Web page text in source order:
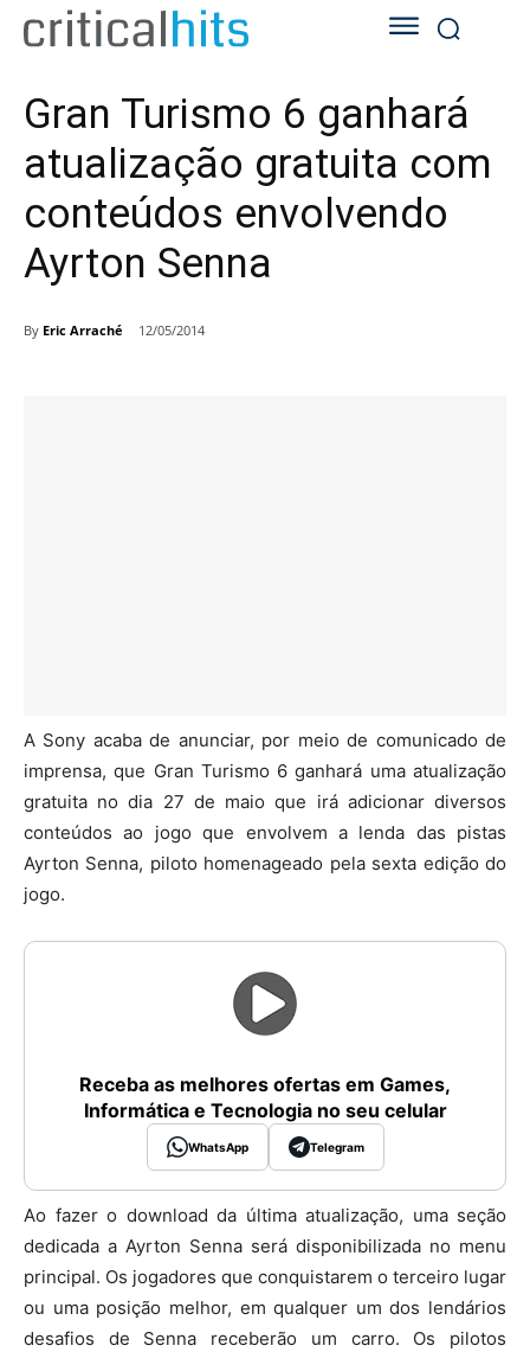
Gran Turismo 6 ganhará
atualização gratuita com
conteúdos envolvendo
Ayrton Senna
By Eric Arraché 12/05/2014
A Sony acaba de anunciar, por meio de comunicado de
imprensa, que Gran Turismo 6 ganhará uma atualização
gratuita no dia 27 de maio que irá adicionar diversos
conteúdos ao jogo que envolvem a lenda das pistas
Ayrton Senna, piloto homenageado pela sexta edição do
jogo.
Receba as melhores ofertas em Games,
Informática e Tecnologia no seu celular
WhatsApp Telegram
Ao fazer o download da última atualização, uma seção
dedicada a Ayrton Senna será disponibilizada no menu
principal. Os jogadores que conquistarem o terceiro lugar
ou uma posição melhor, em qualquer um dos lendários
desafios de Senna receberão um carro. Os pilotos